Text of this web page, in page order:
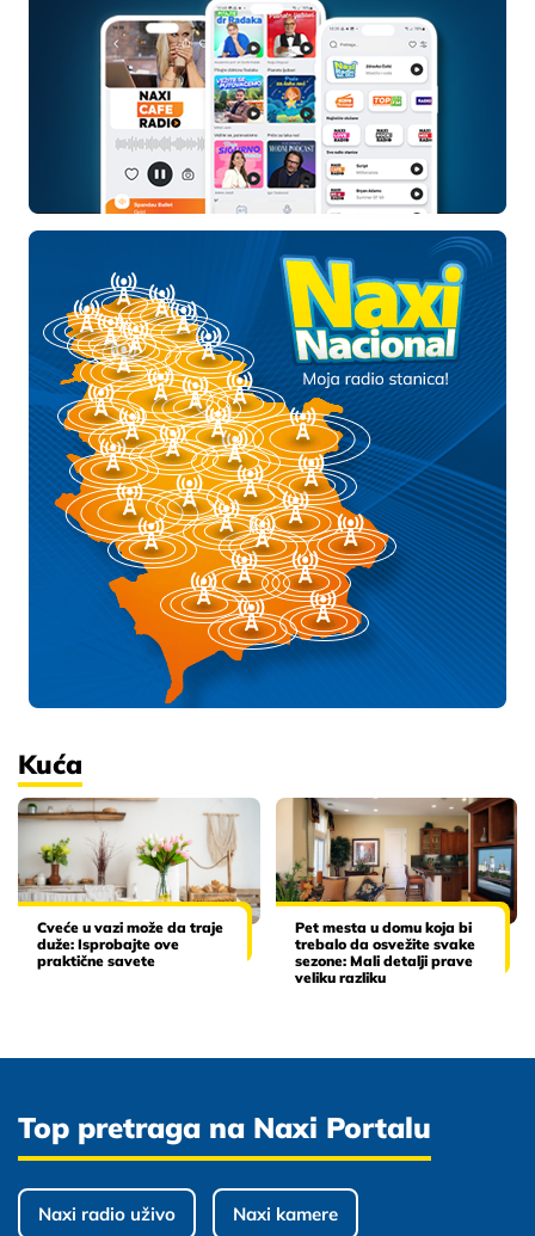
Kuća
Cveće u vazi može da traje
duže: Isprobajte ove
praktične savete
Pet mesta u domu koja bi
trebalo da osvežite svake
sezone: Mali detalji prave
veliku razliku
Top pretraga na Naxi Portalu
Naxi radio uživo Naxi kamere